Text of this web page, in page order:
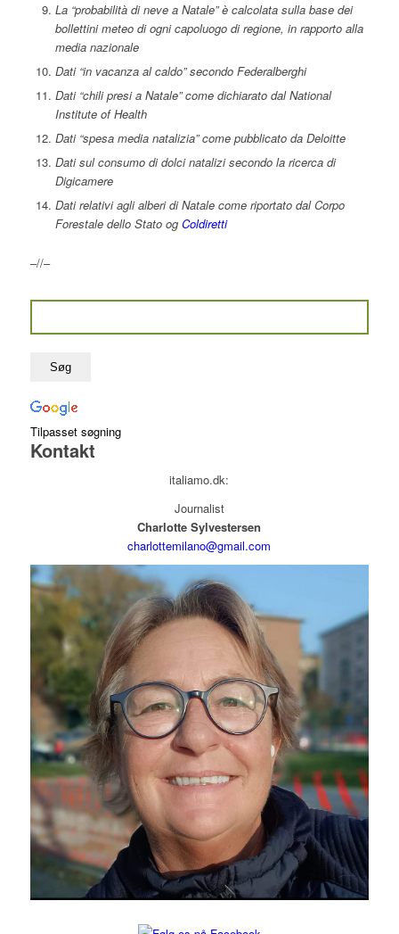
La “probabilità di neve a Natale” è calcolata sulla base dei
bollettini meteo di ogni capoluogo di regione, in rapporto alla
media nazionale
Dati “in vacanza al caldo” secondo Federalberghi
Dati “chili presi a Natale” come dichiarato dal National
Institute of Health
Dati “spesa media natalizia” come pubblicato da Deloitte
Dati sul consumo di dolci natalizi secondo la ricerca di
Digicamere
Dati relativi agli alberi di Natale come riportato dal Corpo
Forestale dello Stato og Coldiretti
–//–
Tilpasset søgning
Kontakt
italiamo.dk:
Journalist
Charlotte Sylvestersen
charlottemilano@gmail.com